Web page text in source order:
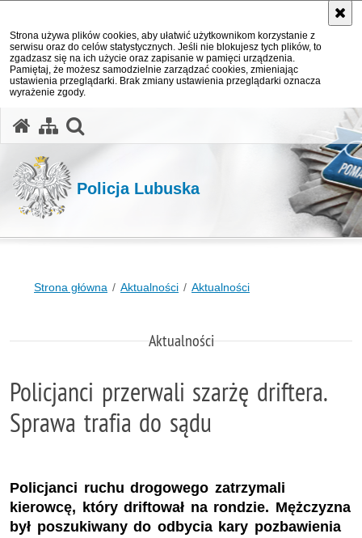
Strona używa plików cookies, aby ułatwić użytkownikom korzystanie z
serwisu oraz do celów statystycznych. Jeśli nie blokujesz tych plików, to
zgadzasz się na ich użycie oraz zapisanie w pamięci urządzenia.
Pamiętaj, że możesz samodzielnie zarządzać cookies, zmieniając
ustawienia przeglądarki. Brak zmiany ustawienia przeglądarki oznacza
wyrażenie zgody.
Policja Lubuska
Strona główna Aktualności Aktualności
Aktualności
Policjanci przerwali szarżę driftera.
Sprawa trafia do sądu
Policjanci ruchu drogowego zatrzymali
kierowcę, który driftował na rondzie. Mężczyzna
był poszukiwany do odbycia kary pozbawienia